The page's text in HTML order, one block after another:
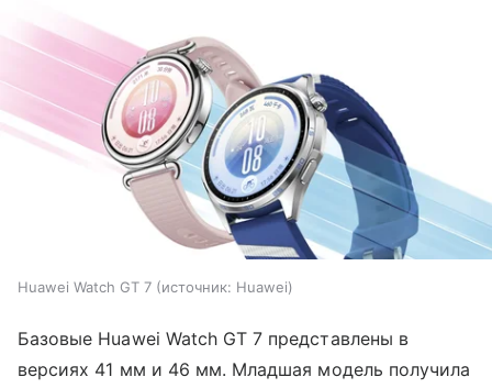
Huawei Watch GT 7 источник: Huawei
Базовые Huawei Watch GT 7 представлены в
версиях 41 мм и 46 мм. Младшая модель получила